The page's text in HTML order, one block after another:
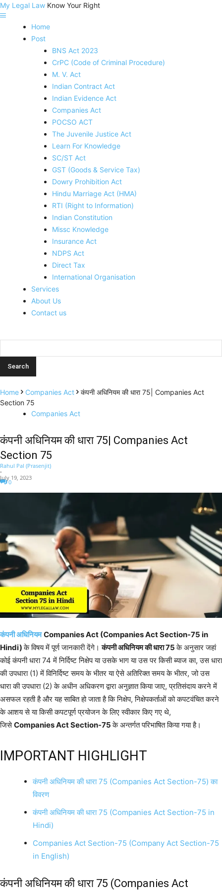
My Legal Law Know Your Right
Home
Post
BNS Act 2023
CrPC (Code of Criminal Procedure)
M. V. Act
Indian Contract Act
Indian Evidence Act
Companies Act
POCSO ACT
The Juvenile Justice Act
Learn For Knowledge
SC/ST Act
GST (Goods & Service Tax)
Dowry Prohibition Act
Hindu Marriage Act (HMA)
RTI (Right to Information)
Indian Constitution
Missc Knowledge
Insurance Act
NDPS Act
Direct Tax
International Organisation
Services
About Us
Contact us
Home Companies Act
कंपनी अधिनियम की धारा 75| Companies Act
Section 75
Companies Act
कंपनी अधिनियम की धारा 75| Companies Act
Section 75
Rahul Pal (Prasenjit)
-
July 19, 2023
0
कंपनी अधिनियम Companies Act (Companies Act Section-75 in
Hindi)के विषय में पूर्ण जानकारी देंगे।कंपनी अधिनियम की धारा 75के अनुसार जहां
कोई कंपनी धारा 74 में निर्दिष्ट निक्षेप या उसके भाग या उस पर किसी ब्याज का, उस धारा
की उपधारा (1) में विनिर्दिष्ट समय के भीतर या ऐसे अतिरिक्त समय के भीतर, जो उस
धारा की उपधारा (2) के अधीन अधिकरण द्वारा अनुज्ञात किया जाए, प्रतिसंदाय करने में
असफल रहती है और यह साबित हो जाता है कि निक्षेप, निक्षेपकर्ताओं को कपटवंचित करने
के आशय से या किसी कपटपूर्ण प्रयोजन के लिए स्वीकार किए गए थे,
जिसेCompanies Act Section-75के अन्तर्गत परिभाषित किया गया है।
IMPORTANT HIGHLIGHT
कंपनी अधिनियम की धारा 75 (Companies Act Section-75) का
विवरण
कंपनी अधिनियम की धारा 75 (Companies Act Section-75 in
Hindi)
Companies Act Section-75 (Company Act Section-75
in English)
कंपनी अधिनियम की धारा 75 (Companies Act